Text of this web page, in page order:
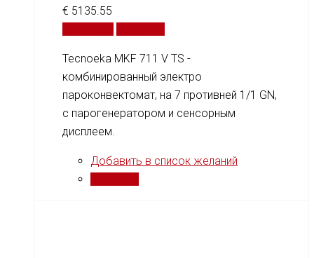
€ 5135.55
Tecnoeka MKF 711 V TS -
комбинированный электро
пароконвектомат, на 7 противней 1/1 GN,
c парогенератором и сенсорным
дисплеем.
Добавить в список желаний